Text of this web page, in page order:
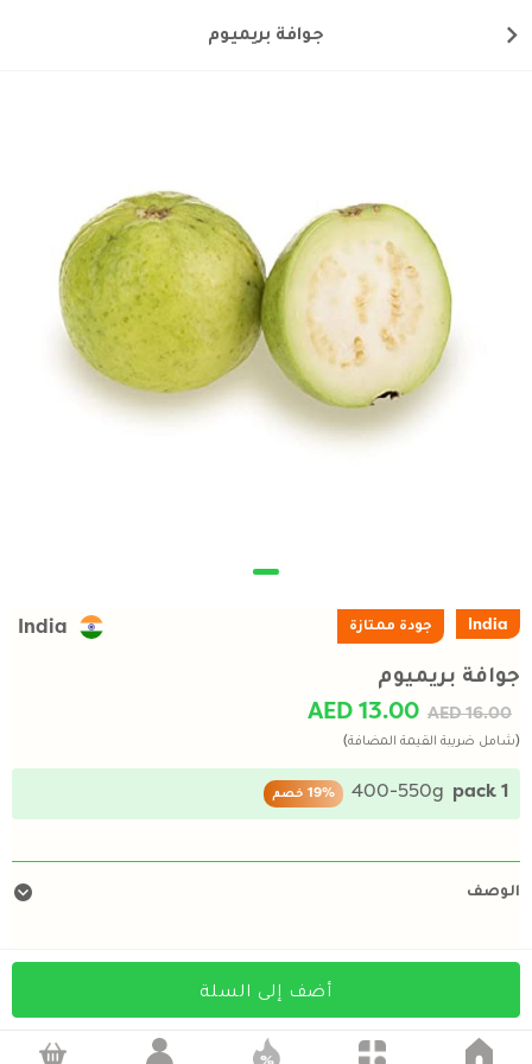
جوافة بريميوم
India جودة ممتازة India
جوافة بريميوم
AED 13.00 AED 16.00
(شامل ضريبة القيمة المضافة)
1 pack
400-550g
19% خصم
الوصف
أضف إلى السلة